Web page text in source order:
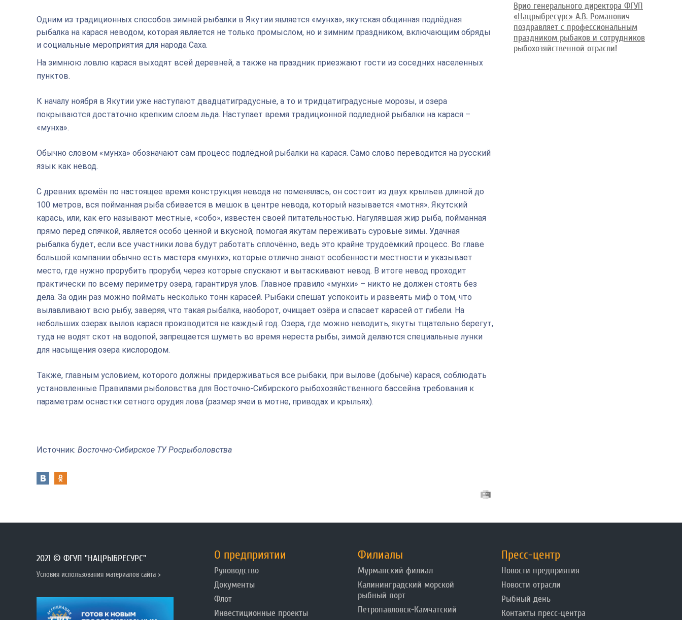
Одним из традиционных способов зимней рыбалки в Якутии является «мунха», якутская общинная подлёдная
рыбалка на карася неводом, которая является не только промыслом, но и зимним праздником, включающим обряды
и социальные мероприятия для народа Саха.
На зимнюю ловлю карася выходят всей деревней, а также на праздник приезжают гости из соседних населенных
пунктов.
К началу ноября в Якутии уже наступают двадцатиградусные, а то и тридцатиградусные морозы, и озера
покрываются достаточно крепким слоем льда. Наступает время традиционной подледной рыбалки на карася –
«мунха».
Обычно словом «мунха» обозначают сам процесс подлёдной рыбалки на карася. Само слово переводится на русский
язык как невод.
С древних времён по настоящее время конструкция невода не поменялась, он состоит из двух крыльев длиной до
100 метров, вся пойманная рыба сбивается в мешок в центре невода, который называется «мотня». Якутский
карась, или, как его называют местные, «собо», известен своей питательностью. Нагулявшая жир рыба, пойманная
прямо перед спячкой, является особо ценной и вкусной, помогая якутам переживать суровые зимы. Удачная
рыбалка будет, если все участники лова будут работать сплочённо, ведь это крайне трудоёмкий процесс. Во главе
большой компании обычно есть мастера «мунхи», которые отлично знают особенности местности и указывает
место, где нужно прорубить проруби, через которые спускают и вытаскивают невод. В итоге невод проходит
практически по всему периметру озера, гарантируя улов. Главное правило «мунхи» – никто не должен стоять без
дела. За один раз можно поймать несколько тонн карасей. Рыбаки спешат успокоить и развеять миф о том, что
вылавливают всю рыбу, заверяя, что такая рыбалка, наоборот, очищает озёра и спасает карасей от гибели. На
небольших озерах вылов карася производится не каждый год. Озера, где можно неводить, якуты тщательно берегут,
туда не водят скот на водопой, запрещается шуметь во время нереста рыбы, зимой делаются специальные лунки
для насыщения озера кислородом.
Также, главным условием, которого должны придерживаться все рыбаки, при вылове (добыче) карася, соблюдать
установленные Правилами рыболовства для Восточно-Сибирского рыбохозяйственного бассейна требования к
параметрам оснастки сетного орудия лова (размер ячеи в мотне, приводах и крыльях).
Источник: Восточно-Сибирское ТУ Росрыболовства
Врио генерального директора ФГУП
«Нацрыбресурс» А.В. Романович
поздравляет с профессиональным
праздником рыбаков и сотрудников
рыбохозяйственной отрасли!
2021 © ФГУП "НАЦРЫБРЕСУРС"
Условия использования материалов сайта >
О предприятии
Руководство
Документы
Флот
Инвестиционные проекты
Филиалы
Мурманский филиал
Калининградский морской
рыбный порт
Петропавловск-Камчатский
Пресс-центр
Новости предприятия
Новости отрасли
Рыбный день
Контакты пресс-центра